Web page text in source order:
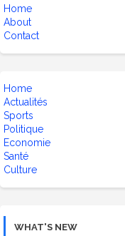
Home
About
Contact
Home
Actualités
Sports
Politique
Economie
Santé
Culture
WHAT'S NEW